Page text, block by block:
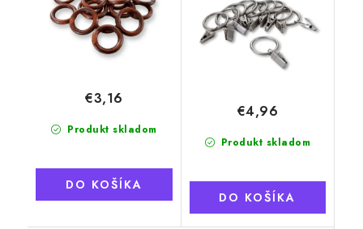
Produkt skladom
€3,16
DO KOŠÍKA
Produkt skladom
€4,96
DO KOŠÍKA